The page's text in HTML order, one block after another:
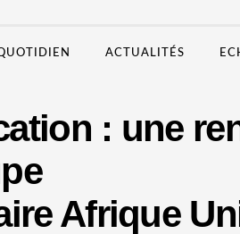
ACTUALITÉS
: une
Afrique